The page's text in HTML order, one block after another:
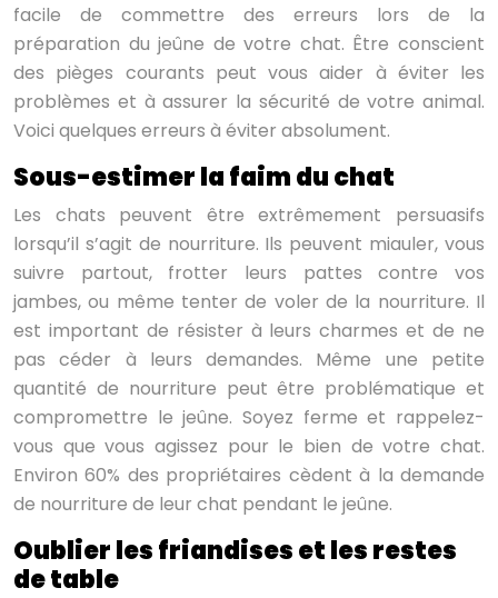
facile de commettre des erreurs lors de la
préparation du jeûne de votre chat. Être conscient
des pièges courants peut vous aider à éviter les
problèmes et à assurer la sécurité de votre animal.
Voici quelques erreurs à éviter absolument.
Sous-estimer la faim du chat
Les chats peuvent être extrêmement persuasifs
lorsqu’il s’agit de nourriture. Ils peuvent miauler, vous
suivre partout, frotter leurs pattes contre vos
jambes, ou même tenter de voler de la nourriture. Il
est important de résister à leurs charmes et de ne
pas céder à leurs demandes. Même une petite
quantité de nourriture peut être problématique et
compromettre le jeûne. Soyez ferme et rappelez-
vous que vous agissez pour le bien de votre chat.
Environ 60% des propriétaires cèdent à la demande
de nourriture de leur chat pendant le jeûne.
Oublier les friandises et les restes
de table